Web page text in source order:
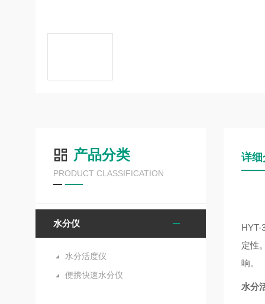
产品分类
PRODUCT CLASSIFICATION
水分仪
水分活度仪
便携快速水分仪
详细
HYT-
定性
响。
水分